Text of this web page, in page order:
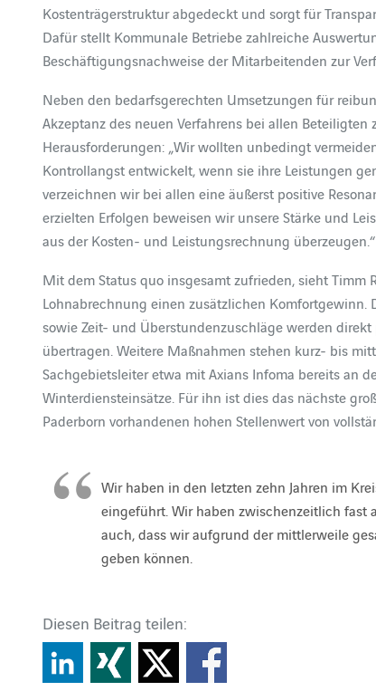
Kostenträgerstruktur abgedeckt und sorgt für
Dafür stellt Kommunale Betriebe zahlreiche
Beschäftigungsnachweise der Mitarbeitenden zur
Neben den bedarfsgerechten Umsetzungen für
Akzeptanz des neuen Verfahrens bei allen
Herausforderungen: „Wir wollten unbedingt
Kontrollangst entwickelt, wenn sie ihre Leistungen
verzeichnen wir bei allen eine äußerst positive
erzielten Erfolgen beweisen wir unsere Stärke und
aus der Kosten- und Leistungsrechnung überzeugen.“
Mit dem Status quo insgesamt zufrieden, sieht Timm
Lohnabrechnung einen zusätzlichen
sowie Zeit- und Überstundenzuschläge werden
übertragen. Weitere Maßnahmen stehen kurz- bis
Sachgebietsleiter etwa mit Axians Infoma bereits an
Winterdiensteinsätze. Für ihn ist dies das nächste
Paderborn vorhandenen hohen Stellenwert von
Wir haben in den letzten zehn Jahren im
eingeführt. Wir haben zwischenzeitlich fast
auch, dass wir aufgrund der mittlerweile
geben können.
Diesen Beitrag teilen: